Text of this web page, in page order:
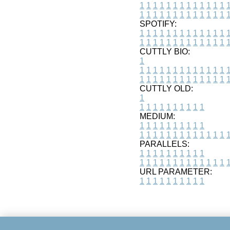
1 1 1 1 1 1 1 1 1 1 1 1 1 1
1 1 1 1 1 1 1 1 1 1 1 1 1 1
SPOTIFY:
1 1 1 1 1 1 1 1 1 1 1 1 1 1
1 1 1 1 1 1 1 1 1 1 1 1 1 1
CUTTLY BIO:
1
1 1 1 1 1 1 1 1 1 1 1 1 1 1
1 1 1 1 1 1 1 1 1 1 1 1 1 1
CUTTLY OLD:
1
1 1 1 1 1 1 1 1 1 1
MEDIUM:
1 1 1 1 1 1 1 1 1 1
1 1 1 1 1 1 1 1 1 1 1 1 1 1
PARALLELS:
1 1 1 1 1 1 1 1 1 1
1 1 1 1 1 1 1 1 1 1 1 1 1 1
URL PARAMETER:
1 1 1 1 1 1 1 1 1 1